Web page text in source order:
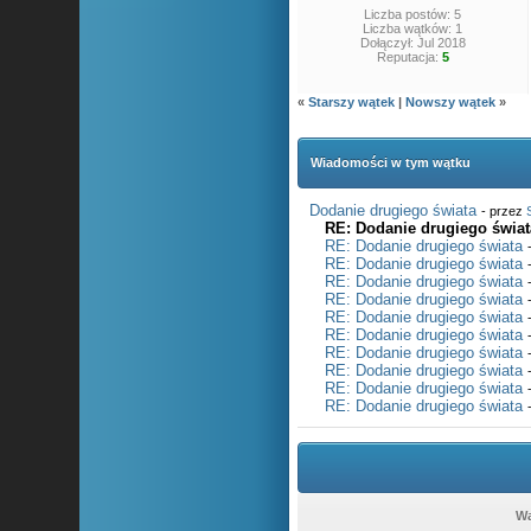
Liczba postów: 5
Liczba wątków: 1
Dołączył: Jul 2018
Reputacja: 5
«Starszy wątek |Nowszy wątek »
Wiadomości w tym wątku
Dodanie drugiego świata - przez
RE: Dodanie drugiego
RE: Dodanie drugiego świata
RE: Dodanie drugiego świata
RE: Dodanie drugiego świata
RE: Dodanie drugiego świata
RE: Dodanie drugiego świata
RE: Dodanie drugiego świata
RE: Dodanie drugiego świata
RE: Dodanie drugiego świata
RE: Dodanie drugiego świata
RE: Dodanie drugiego świata